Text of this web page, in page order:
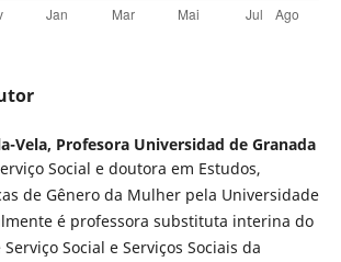
Vela, Profesora Universidad de Granada
Social e doutora em Estudos,
de Gênero da Mulher pela Universidade
é professora substituta interina do
Social e Serviços Sociais da